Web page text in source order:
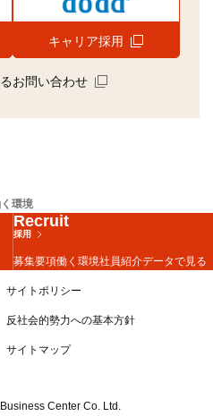
キャリア採用
お問い合わせ新規ウィンドウを開
環境
Recruit
採用
募集要項働く環境社員紹介データで見る
サイトポリシー
反社会的勢力への基本方針
サイトマップ
Center Co. Ltd.